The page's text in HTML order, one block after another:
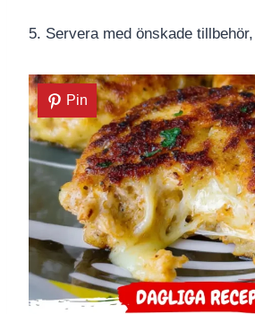
5. Servera med önskade
Pin